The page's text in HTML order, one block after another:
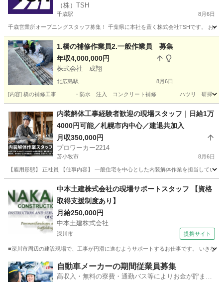
（株）TSH
千歳駅 8月6日
千歳営業所オープニングスタッフ募集！ 千葉県に本社を置く株式会社TSHです。 お
北海道 千歳市 千歳駅 その他 未経験
1.橋の補修作業員2.一般作業員 募集
年収4,000,000円
株式会社 成翔
北広島駅 8月6日
[内容] 橋の補修工事 ・防水 注入 コンクリート補修 ハツリ
北広島市 北広島駅 その他 北海道 札幌市
白石駅 その他
内装解体工事経験者歓迎の現場スタッフ｜日給1万
4000円可能／札幌市内中心／建退共加入
月収350,000円
プロワーカー2214
苫小牧市 8月6日
【雇用形態】 正社員 【仕事内容】 一般住宅を中心とした内装解体作業を担当してい
苫小牧市 内装職人
中本土建株式会社の現場サポートスタッフ 【資格
取得支援制度あり】
月給250,000円
中本土建株式会社
深川市 提携サイト
■深川市周辺の建設現場で、工事が円滑に進むようサポートするお仕事です。 いきな
北海道 深川市 施工管理
自動車メーカーの期間従業員募集
高収入・無料の寮費・通勤バス等によりお金が貯まり